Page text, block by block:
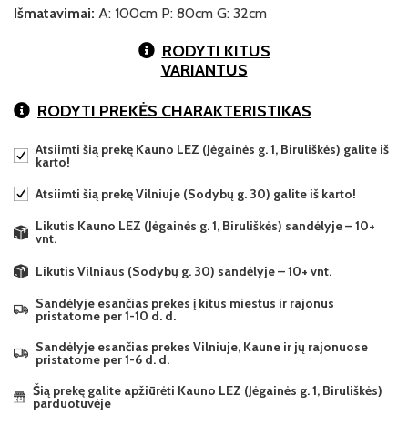
Išmatavimai: A: 100cm P: 80cm G: 32cm
RODYTI KITUS
VARIANTUS
RODYTI PREKĖS CHARAKTERISTIKAS
Atsiimti šią prekę Kauno LEZ (Jėgainės g. 1, Biruliškės) galite iš
karto!
Atsiimti šią prekę Vilniuje (Sodybų g. 30) galite iš karto!
Likutis Kauno LEZ (Jėgainės g. 1, Biruliškės) sandėlyje – 10+
vnt.
Likutis Vilniaus (Sodybų g. 30) sandėlyje – 10+ vnt.
Sandėlyje esančias prekes į kitus miestus ir rajonus
pristatome per 1-10 d. d.
Sandėlyje esančias prekes Vilniuje, Kaune ir jų rajonuose
pristatome per 1-6 d. d.
Šią prekę galite apžiūrėti Kauno LEZ (Jėgainės g. 1, Biruliškės)
parduotuvėje